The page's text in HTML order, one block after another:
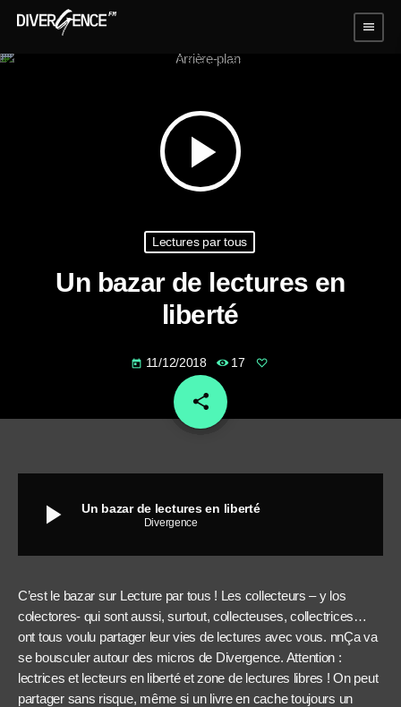
menu
play_arrow
Lectures par tous
Un bazar de lectures en
liberté
today 11/12/2018 17
share
email
play_arrow Un bazar de lectures en liberté
Divergence
C’est le bazar sur Lecture par tous ! Les collecteurs – y los
colectores- qui sont aussi, surtout, collecteuses, collectrices…
ont tous voulu partager leur vies de lectures avec vous. nnÇa va
se bousculer autour des micros de Divergence. Attention :
lectrices et lecteurs en liberté et zone de lectures libres ! On peut
partager sans risque, même si un livre en cache toujours un